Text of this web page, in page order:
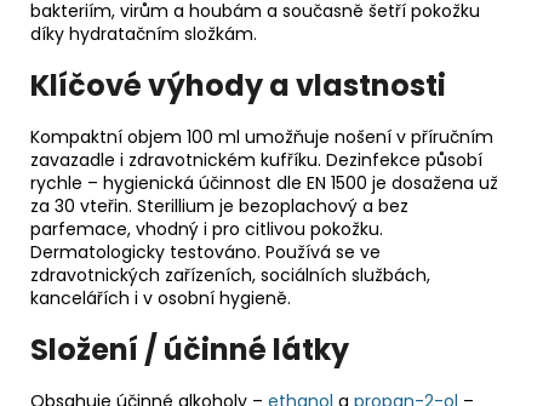
bakteriím, virům a houbám a současně šetří pokožku
díky hydratačním složkám.
Klíčové výhody a vlastnosti
Kompaktní objem 100 ml umožňuje nošení v příručním
zavazadle i zdravotnickém kufříku. Dezinfekce působí
rychle – hygienická účinnost dle EN 1500 je dosažena už
za 30 vteřin. Sterillium je bezoplachový a bez
parfemace, vhodný i pro citlivou pokožku.
Dermatologicky testováno. Používá se ve
zdravotnických zařízeních, sociálních službách,
kancelářích i v osobní hygieně.
Složení / účinné látky